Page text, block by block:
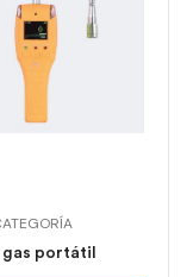
gas portátil